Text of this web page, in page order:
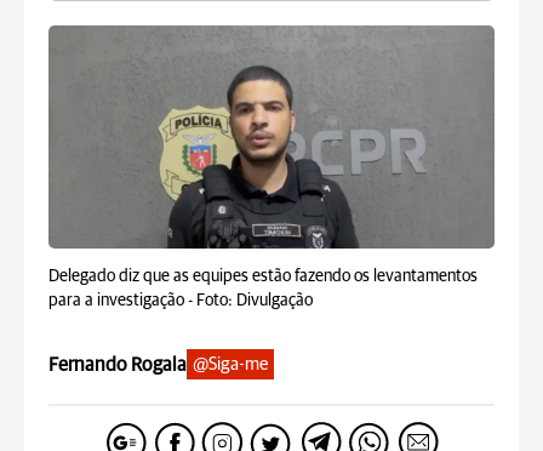
Delegado diz que as equipes estão fazendo os levantamentos
para a investigação - Foto: Divulgação
Fernando Rogala @Siga-me